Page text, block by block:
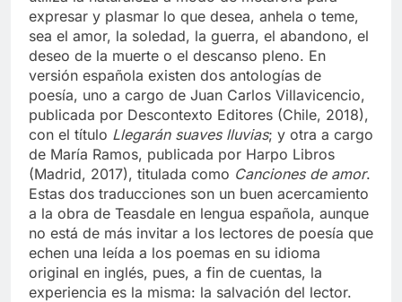
expresar y plasmar lo que desea, anhela o teme,
sea el amor, la soledad, la guerra, el abandono, el
deseo de la muerte o el descanso pleno. En
versión española existen dos antologías de
poesía, uno a cargo de Juan Carlos Villavicencio,
publicada por Descontexto Editores (Chile, 2018),
con el título Llegarán suaves lluvias; y otra a cargo
de María Ramos, publicada por Harpo Libros
(Madrid, 2017), titulada como Canciones de amor.
Estas dos traducciones son un buen acercamiento
a la obra de Teasdale en lengua española, aunque
no está de más invitar a los lectores de poesía que
echen una leída a los poemas en su idioma
original en inglés, pues, a fin de cuentas, la
experiencia es la misma: la salvación del lector.